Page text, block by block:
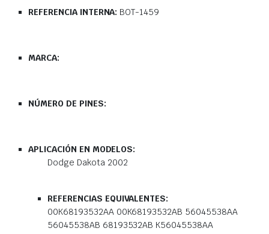
REFERENCIA INTERNA: BOT-1459
MARCA:
NÚMERO DE PINES:
APLICACIÓN EN MODELOS:
Dodge Dakota 2002
REFERENCIAS EQUIVALENTES:
00K68193532AA 00K68193532AB 56045538AA
56045538AB 68193532AB K56045538AA